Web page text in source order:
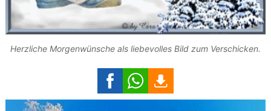
Herzliche Morgenwünsche als liebevolles Bild zum Verschicken.